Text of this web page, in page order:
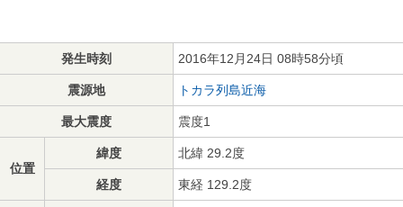
発生時刻 2016年12月24日 08時58分頃
震源地 トカラ列島近海
最大震度 震度1
位置
緯度 北緯 29.2度
経度 東経 129.2度